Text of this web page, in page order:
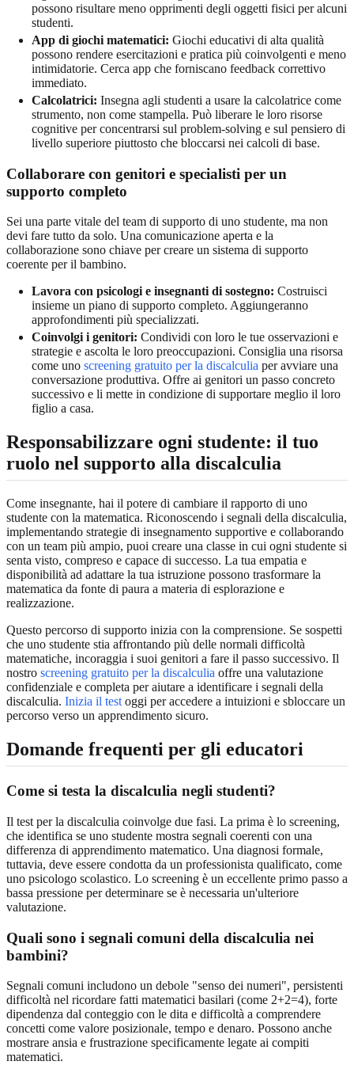
possono risultare meno opprimenti degli oggetti fisici per alcuni
studenti.
App di giochi matematici: Giochi educativi di alta qualità
possono rendere esercitazioni e pratica più coinvolgenti e meno
intimidatorie. Cerca app che forniscano feedback correttivo
immediato.
Calcolatrici: Insegna agli studenti a usare la calcolatrice come
strumento, non come stampella. Può liberare le loro risorse
cognitive per concentrarsi sul problem-solving e sul pensiero di
livello superiore piuttosto che bloccarsi nei calcoli di base.
Collaborare con genitori e specialisti per un
supporto completo
Sei una parte vitale del team di supporto di uno studente, ma non
devi fare tutto da solo. Una comunicazione aperta e la
collaborazione sono chiave per creare un sistema di supporto
coerente per il bambino.
Lavora con psicologi e insegnanti di sostegno: Costruisci
insieme un piano di supporto completo. Aggiungeranno
approfondimenti più specializzati.
Coinvolgi i genitori: Condividi con loro le tue osservazioni e
strategie e ascolta le loro preoccupazioni. Consiglia una risorsa
come uno screening gratuito per la discalculia per avviare una
conversazione produttiva. Offre ai genitori un passo concreto
successivo e li mette in condizione di supportare meglio il loro
figlio a casa.
Responsabilizzare ogni studente: il tuo
ruolo nel supporto alla discalculia
Come insegnante, hai il potere di cambiare il rapporto di uno
studente con la matematica. Riconoscendo i segnali della discalculia,
implementando strategie di insegnamento supportive e collaborando
con un team più ampio, puoi creare una classe in cui ogni studente si
senta visto, compreso e capace di successo. La tua empatia e
disponibilità ad adattare la tua istruzione possono trasformare la
matematica da fonte di paura a materia di esplorazione e
realizzazione.
Questo percorso di supporto inizia con la comprensione. Se sospetti
che uno studente stia affrontando più delle normali difficoltà
matematiche, incoraggia i suoi genitori a fare il passo successivo. Il
nostro screening gratuito per la discalculia offre una valutazione
confidenziale e completa per aiutare a identificare i segnali della
discalculia. Inizia il test oggi per accedere a intuizioni e sbloccare un
percorso verso un apprendimento sicuro.
Domande frequenti per gli educatori
Come si testa la discalculia negli studenti?
Il test per la discalculia coinvolge due fasi. La prima è lo screening,
che identifica se uno studente mostra segnali coerenti con una
differenza di apprendimento matematico. Una diagnosi formale,
tuttavia, deve essere condotta da un professionista qualificato, come
uno psicologo scolastico. Lo screening è un eccellente primo passo a
bassa pressione per determinare se è necessaria un'ulteriore
valutazione.
Quali sono i segnali comuni della discalculia nei
bambini?
Segnali comuni includono un debole "senso dei numeri", persistenti
difficoltà nel ricordare fatti matematici basilari (come 2+2=4), forte
dipendenza dal conteggio con le dita e difficoltà a comprendere
concetti come valore posizionale, tempo e denaro. Possono anche
mostrare ansia e frustrazione specificamente legate ai compiti
matematici.